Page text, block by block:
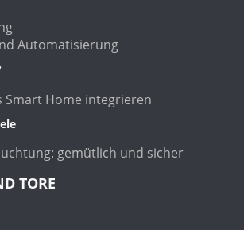
Automatisierung
Smart Home integrieren
gemütlich und sicher
TORE